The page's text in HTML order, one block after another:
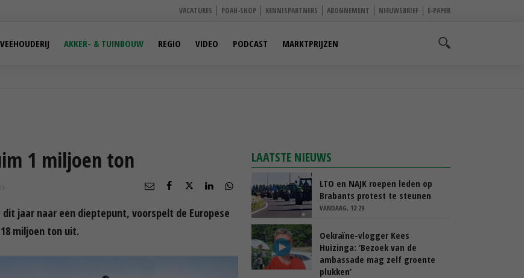
VACATURES POAH-SHOP KENNISPARTNERS ABONNEMENT NIEUWSBRIEF E-PAPER
VEEHOUDERIJ AKKER- & TUINBOUW REGIO VIDEO PODCAST MARKTPRIJZEN
1 miljoen ton
jaar naar een dieptepunt, voorspelt de Europese
miljoen ton uit.
LAATSTE NIEUWS
LTO en NAJK roepen leden op
Brabants protest te steunen
VANDAAG, 12:29
Oekraïne-vlogger Kees
Huizinga: ‘Bezoek van de
ambassade mag zelf groente
plukken’